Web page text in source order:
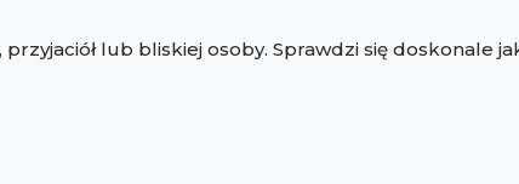
lub bliskiej osoby. Sprawdzi się doskonale